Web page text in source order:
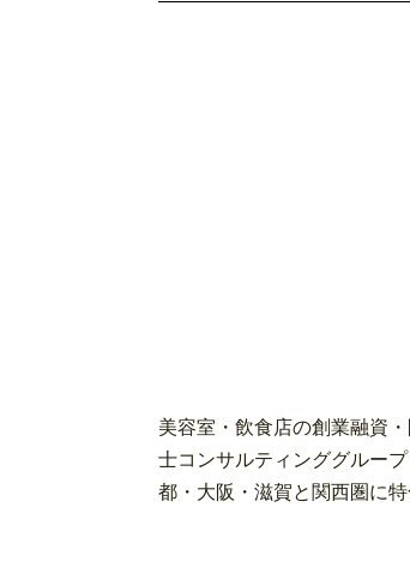
美容室・飲食店の創業融資
士コンサルティンググルー
都・大阪・滋賀と関西圏に特